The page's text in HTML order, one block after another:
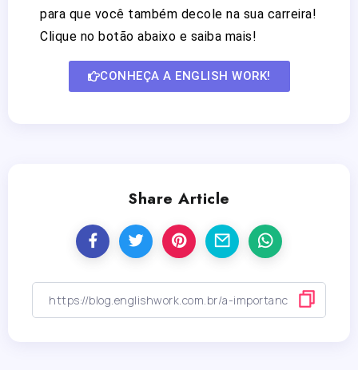
para que você também decole na sua carreira!
Clique no botão abaixo e saiba mais!
CONHEÇA A ENGLISH WORK!
Share Article